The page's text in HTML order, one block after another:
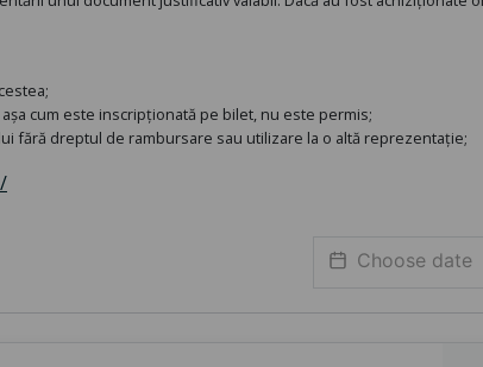
cum este inscripționată pe bilet, nu este permis;
fără dreptul de rambursare sau utilizare la o altă reprezentație;